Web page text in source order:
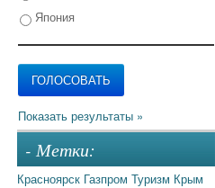
Япония
- Метки:
Красноярск Газпром Туризм Крым